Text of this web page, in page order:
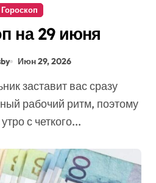
Гороскоп
на 29 июня
Июн 29, 2026
рабочий ритм, поэтому
с четкого...